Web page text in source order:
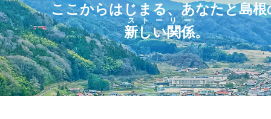
ここからはじまる、あなたと島根
新しい関係
ストーリー
。